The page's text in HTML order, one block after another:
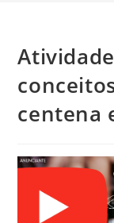
centena